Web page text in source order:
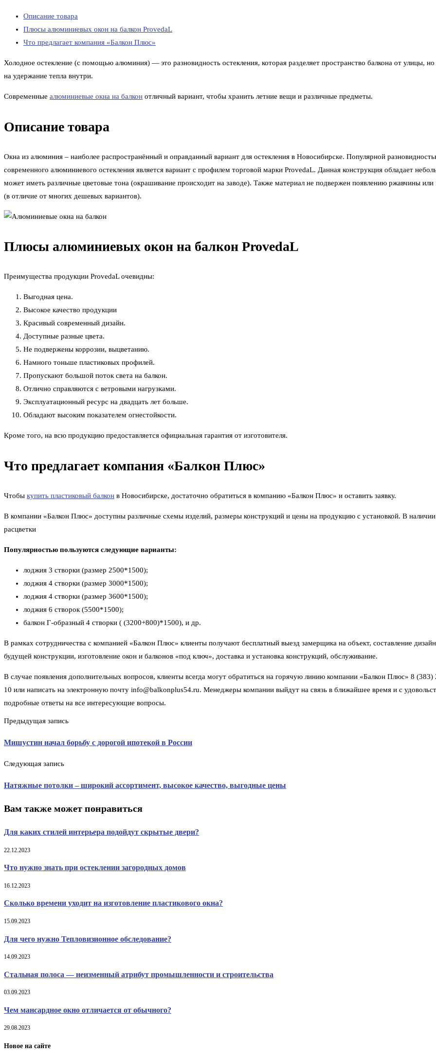
Описание товара
Плюсы алюминиевых окон на балкон ProvedaL
Что предлагает компания «Балкон Плюс»
Холодное остекление (с помощью алюминия) — это разновидность остекления, которая разделяет пространство балкона от улицы, но
на удержание тепла внутри.
Современные алюминиевые окна на балкон отличный вариант, чтобы хранить летние вещи и различные предметы.
Описание товара
Окна из алюминия – наиболее распространённый и оправданный вариант для остекления в Новосибирске. Популярной
современного алюминиевого остекления является вариант с профилем торговой марки ProvedaL. Данная конструкция обладает
может иметь различные цветовые тона (окрашивание происходит на заводе). Также материал не подвержен появлению ржавчины
(в отличие от многих дешевых вариантов).
Плюсы алюминиевых окон на балкон ProvedaL
Преимущества продукции ProvedaL очевидны:
Выгодная цена.
Высокое качество продукции
Красивый современный дизайн.
Доступные разные цвета.
Не подвержены коррозии, выцветанию.
Намного тоньше пластиковых профилей.
Пропускают большой поток света на балкон.
Отлично справляются с ветровыми нагрузками.
Эксплуатационный ресурс на двадцать лет больше.
Обладают высоким показателем огнестойкости.
Кроме того, на всю продукцию предоставляется официальная гарантия от изготовителя.
Что предлагает компания «Балкон Плюс»
Чтобы купить пластиковый балкон в Новосибирске, достаточно обратиться в компанию «Балкон Плюс» и оставить заявку.
В компании «Балкон Плюс» доступны различные схемы изделий, размеры конструкций и цены на продукцию с установкой. В
расцветки
Популярностью пользуются следующие варианты:
лоджия 3 створки (размер 2500*1500);
лоджия 4 створки (размер 3000*1500);
лоджия 4 створки (размер 3600*1500);
лоджия 6 створок (5500*1500);
балкон Г-образный 4 створки ( (3200+800)*1500), и др.
В рамках сотрудничества с компанией «Балкон Плюс» клиенты получают бесплатный выезд замерщика на объект, составление
будущей конструкции, изготовление окон и балконов «под ключ», доставка и установка конструкций, обслуживание.
В случае появления дополнительных вопросов, клиенты всегда могут обратиться на горячую линию компании «Балкон Плюс» 8
10 или написать на электронную почту info@balkonplus54.ru. Менеджеры компании выйдут на связь в ближайшее время и с
подробные ответы на все интересующие вопросы.
Предыдущая запись
Мишустин начал борьбу с дорогой ипотекой в России
Следующая запись
Натяжные потолки – широкий ассортимент, высокое качество, выгодные цены
Вам также может понравиться
Для каких стилей интерьера подойдут скрытые двери?
22.12.2023
Что нужно знать при остеклении загородных домов
16.12.2023
Сколько времени уходит на изготовление пластикового окна?
15.09.2023
Для чего нужно Тепловизионное обследование?
14.09.2023
Стальная полоса — неизменный атрибут промышленности и строительства
03.09.2023
Чем мансардное окно отличается от обычного?
29.08.2023
Новое на сайте